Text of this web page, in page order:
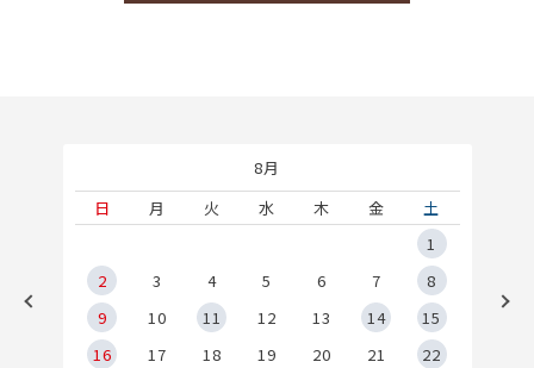
8月
日
月 火 水 木 金
土
1
2
3 4 5 6 7
8
9
10 11 12 13 14
15
16
17 18 19 20 21
22